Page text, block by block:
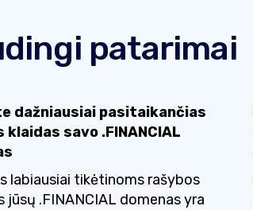
patarimai
dažniausiai pasitaikančias
klaidas savo .FINANCIAL
labiausiai tikėtinoms rašybos
jūsų .FINANCIAL domenas yra